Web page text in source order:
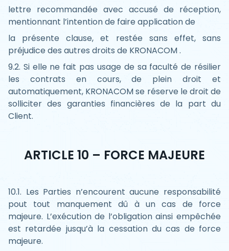
lettre recommandée avec accusé de réception,
mentionnant l’intention de faire application de
la présente clause, et restée sans effet, sans
préjudice des autres droits de KRONACOM .
9.2. Si elle ne fait pas usage de sa faculté de résilier
les contrats en cours, de plein droit et
automatiquement, KRONACOM se réserve le droit de
solliciter des garanties financières de la part du
Client.
ARTICLE 10 – FORCE MAJEURE
10.1. Les Parties n’encourent aucune responsabilité
pout tout manquement dû à un cas de force
majeure. L’exécution de l’obligation ainsi empêchée
est retardée jusqu’à la cessation du cas de force
majeure.